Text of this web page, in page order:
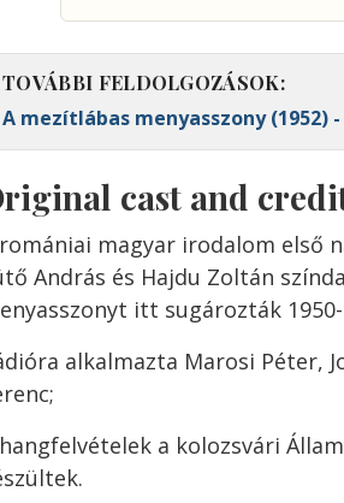
TOVÁBBI FELDOLGOZÁSOK:
A mezítlábas menyasszony (1952) -
cast and
magyar irodalom első
András és Hajdu Zoltán
itt sugározták
alkalmazta Marosi Péter,
a kolozsvári